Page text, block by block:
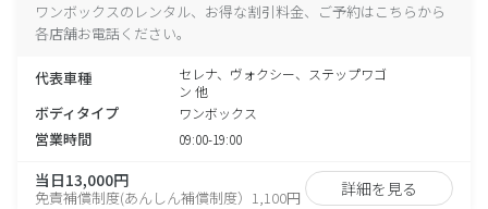
ワンボックスのレンタル、お得な割引料金、ご予約はこちらから
各店舗お電話ください。
代表車種
セレナ、ヴォクシー、ステップワゴ
ン 他
ボディタイプ ワンボックス
営業時間 09:00-19:00
当日13,000円
免責補償制度(あんしん補償制度）1,100円 詳細を見る